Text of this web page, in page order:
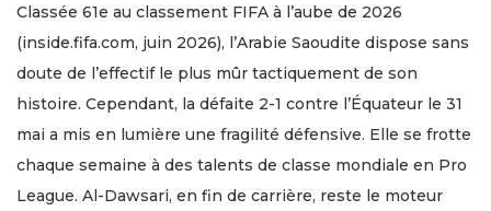
Classée 61e au classement FIFA à l’aube de 2026
(inside.fifa.com, juin 2026), l’Arabie Saoudite dispose sans
doute de l’effectif le plus mûr tactiquement de son
histoire. Cependant, la défaite 2-1 contre l’Équateur le 31
mai a mis en lumière une fragilité défensive. Elle se frotte
chaque semaine à des talents de classe mondiale en Pro
League. Al-Dawsari, en fin de carrière, reste le moteur